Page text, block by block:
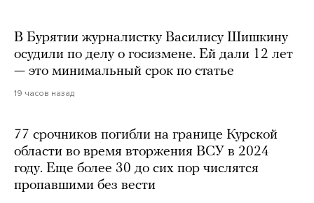
В Бурятии журналистку Василису Шишкину
осудили по делу о госизмене. Ей дали 12 лет
— это минимальный срок по статье
19 часов назад
77 срочников погибли на границе Курской
области во время вторжения ВСУ в 2024
году. Еще более 30 до сих пор числятся
пропавшими без вести